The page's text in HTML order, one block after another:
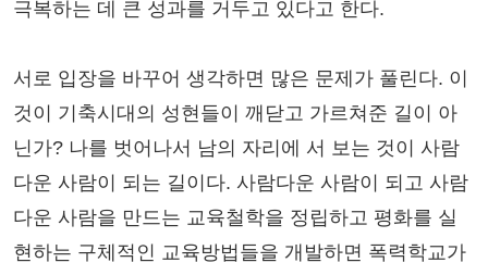
극복하는 데 큰 성과를 거두고 있다고 한다.
서로 입장을 바꾸어 생각하면 많은 문제가 풀린다. 이
것이 기축시대의 성현들이 깨닫고 가르쳐준 길이 아
닌가? 나를 벗어나서 남의 자리에 서 보는 것이 사람
다운 사람이 되는 길이다. 사람다운 사람이 되고 사람
다운 사람을 만드는 교육철학을 정립하고 평화를 실
현하는 구체적인 교육방법들을 개발하면 폭력학교가